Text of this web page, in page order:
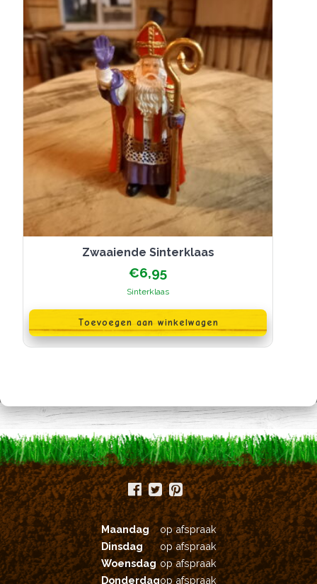
Zwaaiende Sinterklaas
€6,95
Sinterklaas
Toevoegen aan winkelwagen
Maandag
op afspraak
Dinsdag
op afspraak
Woensdag op afspraak
Donderdagop afspraak